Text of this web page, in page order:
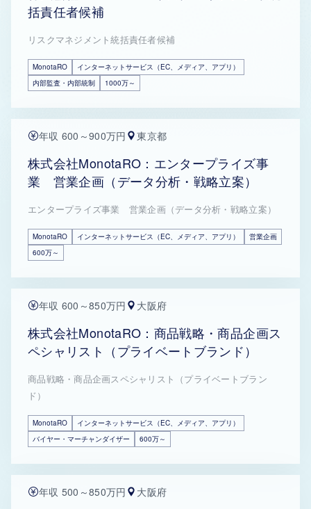
括責任者候補
リスクマネジメント統括責任者候補
MonotaRO
インターネットサービス（EC、メディア、アプリ）
内部監査・内部統制
1000万～
年収 600～900万円 東京都
株式会社MonotaRO：エンタープライズ事
業 営業企画（データ分析・戦略立案）
エンタープライズ事業 営業企画（データ分析・戦略立案）
MonotaRO インターネットサービス（EC、メディア、アプリ）
営業企画
600万～
年収 600～850万円 大阪府
株式会社MonotaRO：商品戦略・商品企画ス
ペシャリスト（プライベートブランド）
商品戦略・商品企画スペシャリスト（プライベートブラン
ド）
MonotaRO
インターネットサービス（EC、メディア、アプリ）
バイヤー・マーチャンダイザー
600万～
年収 500～850万円 大阪府